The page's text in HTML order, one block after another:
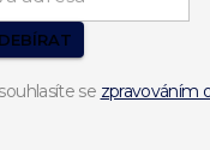
se zpravováním